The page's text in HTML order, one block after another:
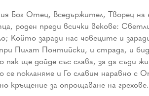
Бог Отец, Вседържител, Творец
роден преди всички векове:
Който заради нас човеците и
Пилат Понтийски, и страда, и
ще дойде със слава, за да
се покланяме и Го славим наравно
кръщение за опрощаване на